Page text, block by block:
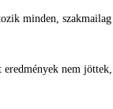
minden,
nem